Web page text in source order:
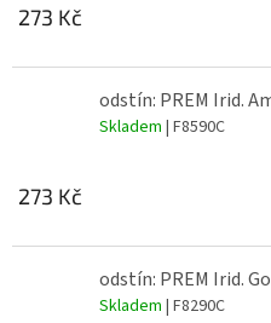
273 Kč
odstín: PREM Irid.
Skladem | F8590C
273 Kč
odstín: PREM Irid.
Skladem | F8290C